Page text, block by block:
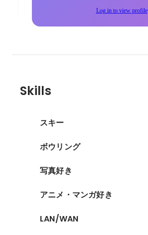
Log in to view profile
Skills
スキー
ボウリング
写真好き
アニメ・マンガ好き
LAN/WAN